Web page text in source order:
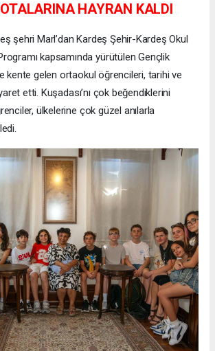
HAYRAN KALDI
şehri Marl’dan Kardeş Şehir-Kardeş Okul
kapsamında yürütülen Gençlik
kente gelen ortaokul öğrencileri, tarihi ve
etti. Kuşadası’nı çok beğendiklerini
ülkelerine çok güzel anılarla